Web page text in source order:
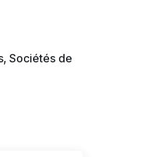
Sociétés de